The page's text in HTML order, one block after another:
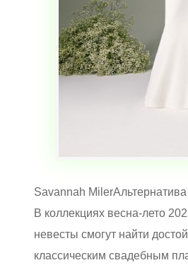
Savannah Miler
В коллекциях весна-лето
невесты смогут найти
классическим свадебным